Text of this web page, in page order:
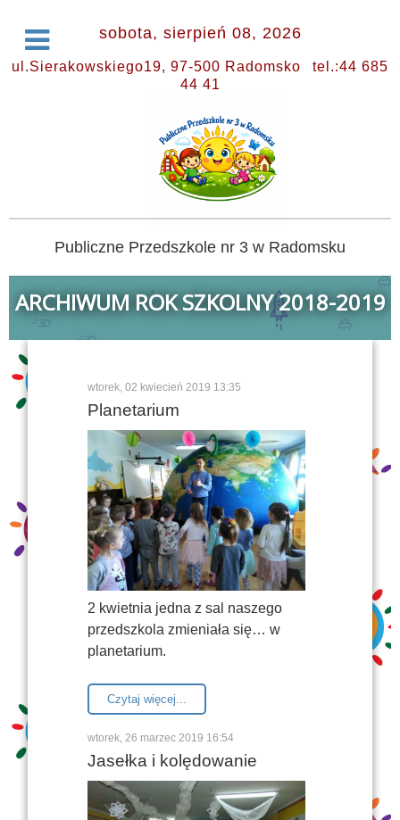
sobota, sierpień 08, 2026
ul.Sierakowskiego19, 97-500 Radomsko
tel.:44 685
44 41
Publiczne Przedszkole nr 3 w Radomsku
ARCHIWUM ROK SZKOLNY 2018-2019
wtorek, 02 kwiecień 2019 13:35
Planetarium
2 kwietnia jedna z sal naszego
przedszkola zmieniała się… w
planetarium.
Czytaj więcej...
wtorek, 26 marzec 2019 16:54
Jasełka i kolędowanie